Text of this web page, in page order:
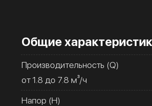
Общие
Производительность (Q)
от 1.8 до 7.8 м³/ч
Напор (H)